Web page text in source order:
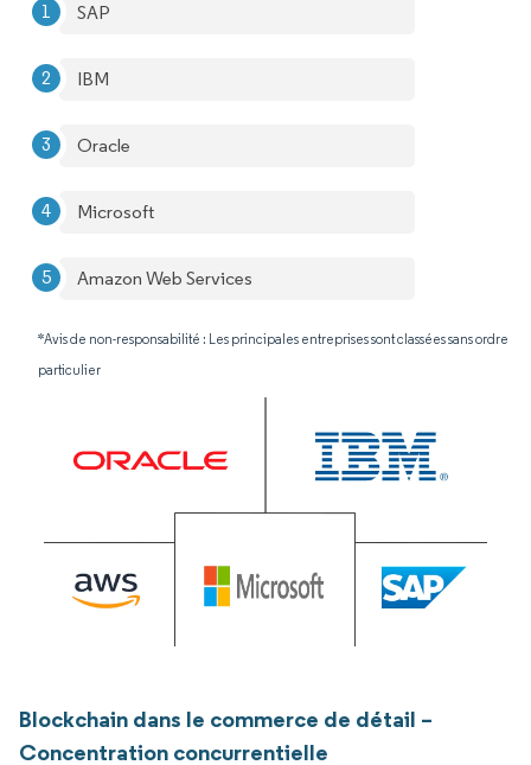
SAP
IBM
Oracle
Microsoft
Amazon Web Services
*Avis de non-responsabilité : Les principales entreprises sont classées sans ordre
particulier
Blockchain dans le commerce de détail –
Concentration concurrentielle